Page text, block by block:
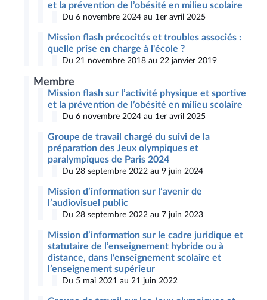
et la prévention de l’obésité en milieu scolaire
Du 6 novembre 2024 au 1er avril 2025
Mission flash précocités et troubles associés :
quelle prise en charge à l'école ?
Du 21 novembre 2018 au 22 janvier 2019
Membre
Mission flash sur l’activité physique et sportive
et la prévention de l’obésité en milieu scolaire
Du 6 novembre 2024 au 1er avril 2025
Groupe de travail chargé du suivi de la
préparation des Jeux olympiques et
paralympiques de Paris 2024
Du 28 septembre 2022 au 9 juin 2024
Mission d’information sur l’avenir de
l’audiovisuel public
Du 28 septembre 2022 au 7 juin 2023
Mission d’information sur le cadre juridique et
statutaire de l’enseignement hybride ou à
distance, dans l’enseignement scolaire et
l’enseignement supérieur
Du 5 mai 2021 au 21 juin 2022